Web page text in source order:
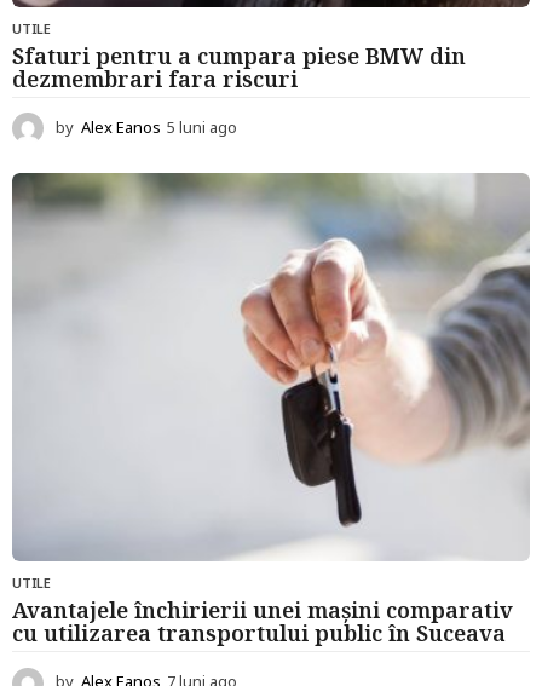
UTILE
Sfaturi pentru a cumpara piese BMW din
dezmembrari fara riscuri
by Alex Eanos 5 luni ago
u
n
UTILE
Avantajele închirierii unei mașini comparativ
cu utilizarea transportului public în Suceava